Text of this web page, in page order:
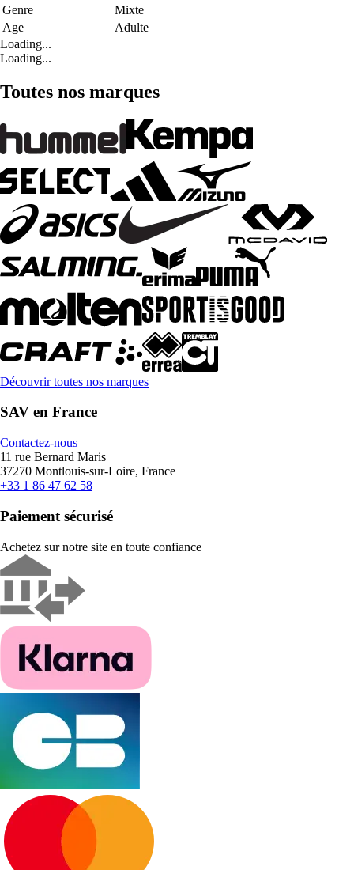
Genre
Mixte
Age
Adulte
Loading...
Loading...
Toutes nos marques
Découvrir toutes nos marques
SAV en France
Contactez-nous
11 rue Bernard Maris
37270 Montlouis-sur-Loire, France
+33 1 86 47 62 58
Paiement sécurisé
Achetez sur notre site en toute confiance